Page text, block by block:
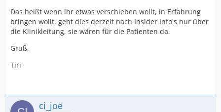
Das heißt wenn ihr etwas verschieben wollt, in Erfahrung
bringen wollt, geht dies derzeit nach Insider Info's nur über
die Klinikleitung, sie wären für die Patienten da.
Gruß,
Tiri
ci_joe